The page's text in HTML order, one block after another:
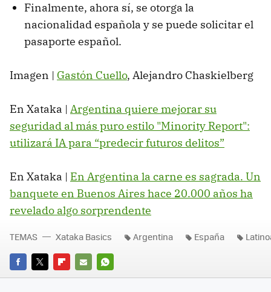
Finalmente, ahora sí, se otorga la
nacionalidad española y se puede solicitar el
pasaporte español.
Imagen | Gastón Cuello, Alejandro Chaskielberg
En Xataka | Argentina quiere mejorar su
seguridad al más puro estilo "Minority Report":
utilizará IA para “predecir futuros delitos”
En Xataka | En Argentina la carne es sagrada. Un
banquete en Buenos Aires hace 20.000 años ha
revelado algo sorprendente
FACEBOOK
TWITTERFLIPBOARD
E-
WHATSAPP
TEMAS Xataka Basics Argentina España